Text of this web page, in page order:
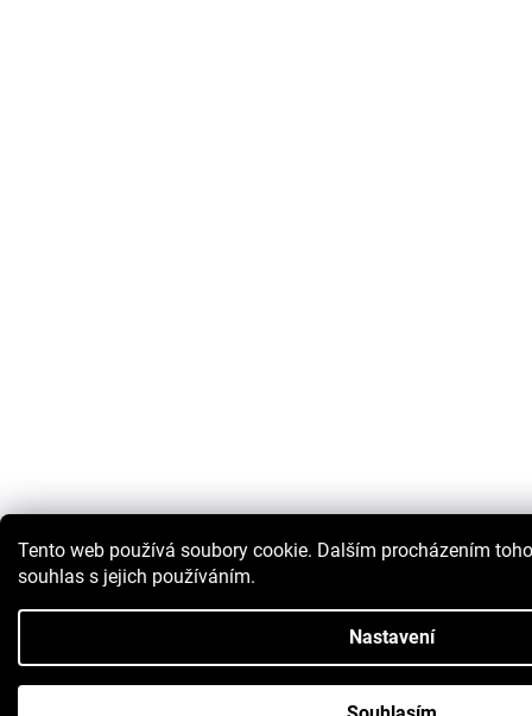
Tento web používá soubory cookie. Dalším procházením
souhlas s jejich používáním.
Nastavení